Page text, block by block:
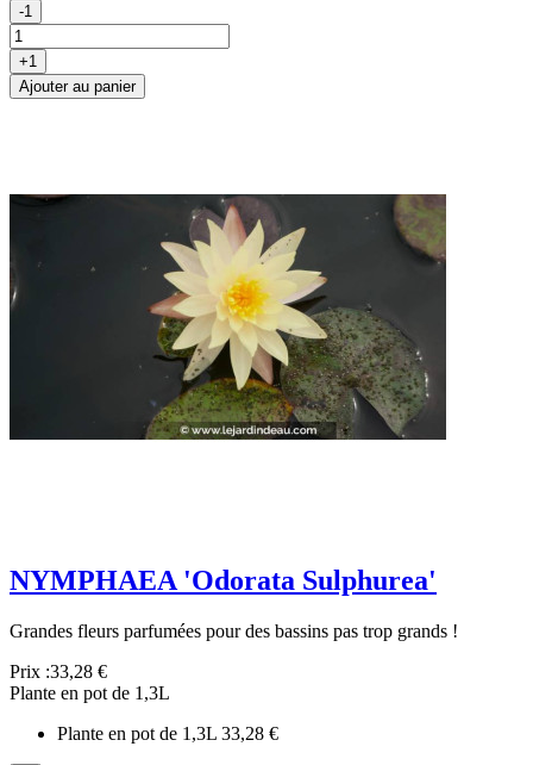
-1
+1
Ajouter au panier
NYMPHAEA 'Odorata Sulphurea'
Grandes fleurs parfumées pour des bassins pas trop grands !
Prix :33,28 €
Plante en pot de 1,3L
Plante en pot de 1,3L 33,28 €